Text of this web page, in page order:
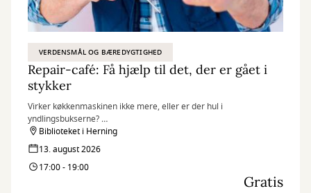
VERDENSMÅL OG BÆREDYGTIGHED
Repair-café: Få hjælp til det, der er gået i
stykker
Virker køkkenmaskinen ikke mere, eller er der hul i
yndlingsbukserne?
Til Repair-café kan du få hjælp af frivillige til at give dine ting nyt
liv.
Biblioteket i Herning
13. august 2026
17:00 - 19:00
Gratis